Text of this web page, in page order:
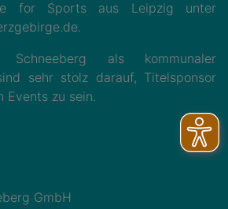
for Sports aus Leipzig unter
Schneeberg als kommunaler
sehr stolz darauf, Titelsponsor
Events zu sein.
GmbH